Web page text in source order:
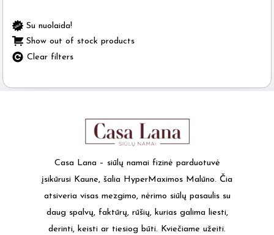
Su nuolaida!
Show out of stock products
Clear filters
Casa Lana – siūlų namai fizinė parduotuvė
įsikūrusi Kaune, šalia HyperMaximos Malūno. Čia
atsiveria visas mezgimo, nėrimo siūlų pasaulis su
daug spalvų, faktūrų, rūšių, kurias galima liesti,
derinti, keisti ar tiesiog būti. Kviečiame užeiti.